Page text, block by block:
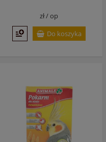
zł /op
Do koszyka